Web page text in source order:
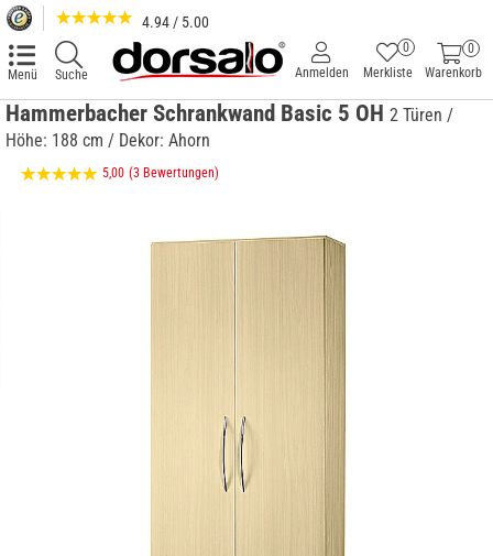
4.94 / 5.00
Menü Suche
0
Warenkorb
Merkliste
0
Anmelden
Hammerbacher Schrankwand Basic 5 OH 2 Türen /
Höhe: 188 cm / Dekor: Ahorn
5,00 (3 Bewertungen)